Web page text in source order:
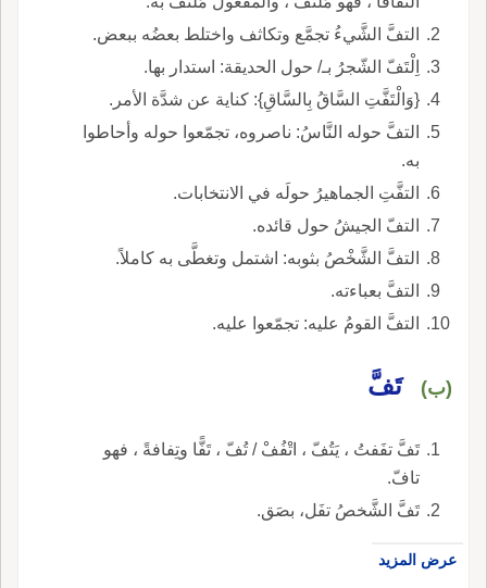
التفَّ الشَّيءُ تجمَّع وتكاثف واختلط بعضُه ببعض.
اِلْتَفّ الشّجرُ بـ/ حول الحديقة: استدار بها.
{وَالْتَفَّتِ السَّاقُ بِالسَّاقِ}: كناية عن شدَّة الأمر.
التفَّ حوله النَّاسُ: ناصروه، تجمّعوا حوله وأحاطوا
به.
التفَّتِ الجماهيرُ حولَه في الانتخابات.
التفّ الجيشُ حول قائده.
التفَّ الشَّخْصُ بثوبه: اشتمل وتغطَّى به كاملاً.
التفَّ بعباءته.
التفَّ القومُ عليه: تجمّعوا عليه.
(ب) تَفَّ
تَفَّ تفَفتُ ، يَتُفّ ، اتْفُفْ / تُفّ ، تَفًّا وتِفافةً ، فهو
تافّ.
تَفَّ الشَّخصُ تفَل، بصَق.
عرض المزيد